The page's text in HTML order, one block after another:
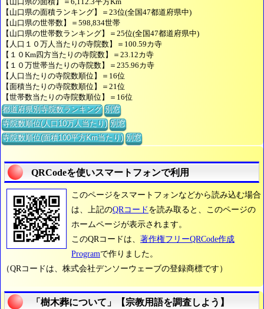
【山口県の面積ランキング】＝23位(全国47都道府県中)
【山口県の世帯数】＝598,834世帯
【山口県の世帯数ランキング】＝25位(全国47都道府県中)
【人口１０万人当たりの寺院数】＝100.59カ寺
【１０Km四方当たりの寺院数】＝23.12カ寺
【１０万世帯当たりの寺院数】＝235.96カ寺
【人口当たりの寺院数順位】＝16位
【面積当たりの寺院数順位】＝21位
【世帯数当たりの寺院数順位】＝16位
都道府県別寺院数ランキング 別窓
寺院数順位(人口10万人当たり) 別窓
寺院数順位(面積100平方Km当たり) 別窓
QRCodeを使いスマートフォンで利用
このページをスマートフォンなどから読み込む場合
は、上記のQRコード を読み取ると、このページの
ホームページが表示されます。
このQRコードは、 著作権フリーQRCode作成
Programで作りました。
（QRコードは、株式会社デンソーウェーブの登録商標です）
「樹木葬について」【宗教用語を調査しよう】